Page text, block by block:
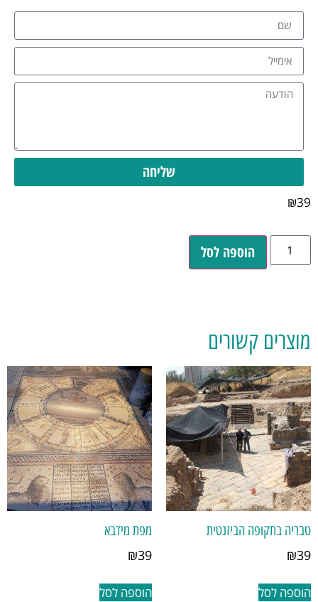
שליחה
₪39
הוספה לסל
מוצרים קשורים
טבריה בתקופה הביזנטית
₪39
הוספה לסל
מפת מידבא
₪39
הוספה לסל